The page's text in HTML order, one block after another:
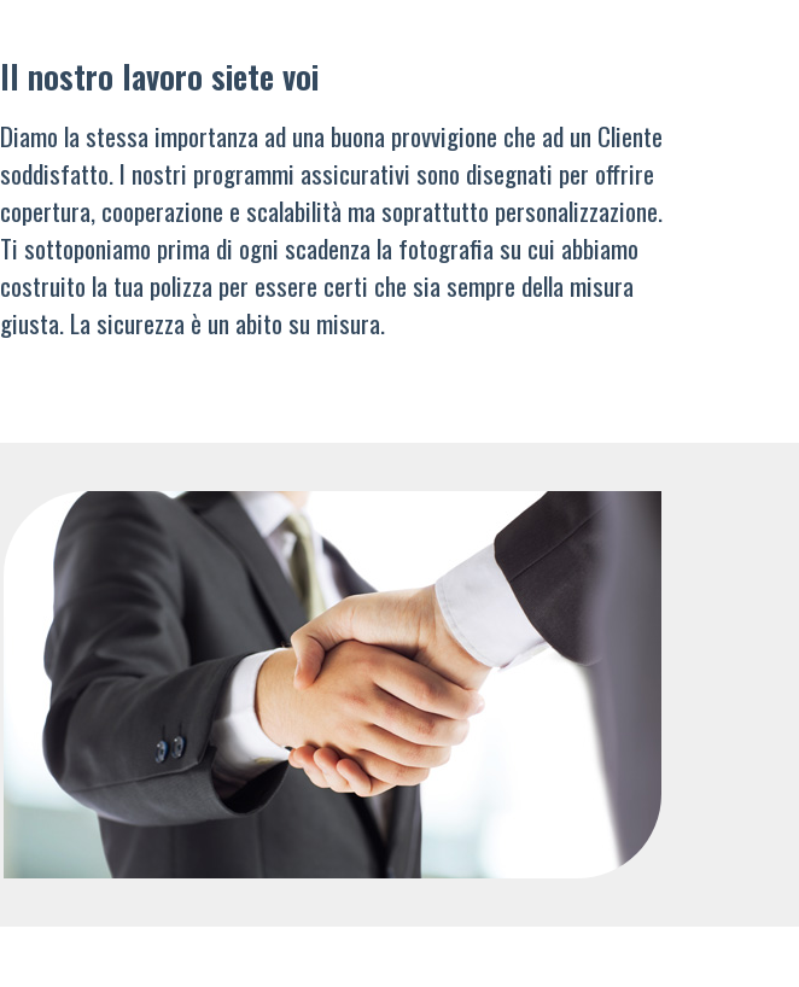
Il nostro lavoro siete voi
Diamo la stessa importanza ad una buona provvigione che ad un Cliente
soddisfatto. I nostri programmi assicurativi sono disegnati per offrire
copertura, cooperazione e scalabilità ma soprattutto personalizzazione.
Ti sottoponiamo prima di ogni scadenza la fotografia su cui abbiamo
costruito la tua polizza per essere certi che sia sempre della misura
giusta. La sicurezza è un abito su misura.